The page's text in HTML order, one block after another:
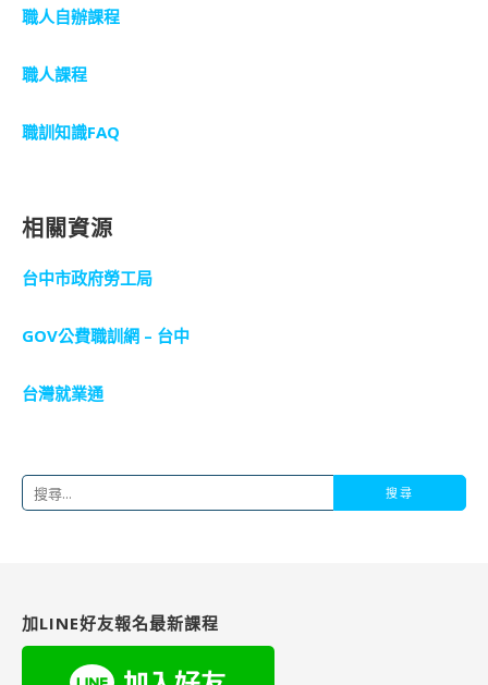
職人自辦課程
職人課程
職訓知識FAQ
相關資源
台中市政府勞工局
GOV公費職訓網 – 台中
台灣就業通
搜
字:
加LINE好友報名最新課程